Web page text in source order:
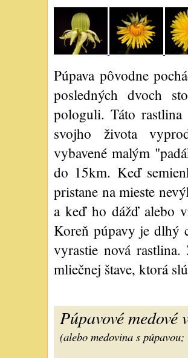
Púpava pôvodne
posledných dvoch
pologuli. Táto
svojho života
vybavené malým
do 15km. Keď
pristane na mieste
a keď ho dážď alebo
Koreň púpavy je dlhý
vyrastie nová
mliečnej štave, ktorá
Púpavové medové
(alebo medovina s